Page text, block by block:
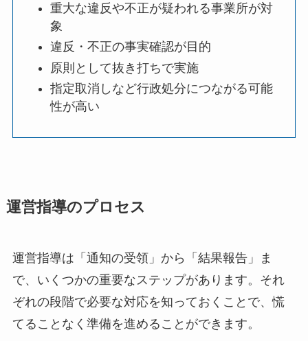
重大な違反や不正が疑われる事業所が対
象
違反・不正の事実確認が目的
原則として抜き打ちで実施
指定取消しなど行政処分につながる可能
性が高い
運営指導のプロセス
運営指導は「通知の受領」から「結果報告」ま
で、いくつかの重要なステップがあります。それ
ぞれの段階で必要な対応を知っておくことで、慌
てることなく準備を進めることができます。